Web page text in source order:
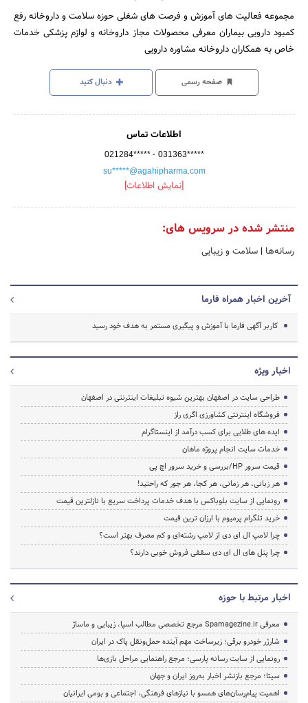
مجموعه فعالیت های آموزش و فرصت های شغلی حوزه سلامت و داروخانه رفع
کمبود دارویی بیماران معرفی محصولات مجاز داروخانه و لوازم پزشکی خدمات
خاص به همکاران داروخانه مشاوره دارویی
صفحه رسمی دنبال کنید
اطلاعات تماس
021284***** - 031363*****
su*****@agahipharma.com
[نمایش اطلاعات]
منتشر شده در سرویس های:
رسانه‌ها | سلامت و زیبایی
آخرین اخبار همراه فارما
کاربر آگهی فارما با آموزش و پیگیری مستمر به هدف خود رسید
اخبار ویژه
طراحی سایت در اصفهان بهترین شیوه تبلیغات اینترنتی در اصفهان
فروشگاه اینترنتی کشاورزی اگری راز
ایده های طلایی برای کسب درآمد از اینستاگرام
خدمات سایت انجام پروژه ماهان
قیمت سرور HP/بررسی و خرید سرور اچ پی
هر زبانی، هر زمانی، هر کجا، هر جور که راحتید!
رونمایی از سایت بلوباکس با هدف خدمات پرداخت سریع با نازلترین قیمت
خرید تلگرام پرمیوم با ارزان ترین قیمت
چرا لامپ ال ای دی از لامپ رشته‌ای و کم مصرف بهتر است؟
چرا پنل های ال ای دی سقفی فروش خوبی دارند؟
اخبار مرتبط با حوزه
معرفی Spamagezine.ir مرجع تخصصی مطالب اسپا، زیبایی و ماساژ
شارژر خودرو برقی؛ زیرساخت مهم آینده حمل‌ونقل پاک در ایران
رونمایی از سایت رسانه پارسی؛ مرجع راهنمایی مراحل بازی‌ها
سیتا؛ مرجع بازنشر اخبار به‌روز ایران و جهان
اهمیت پیام‌رسان‌های همسو با نیازهای فرهنگی، اجتماعی و بومی ایرانیان